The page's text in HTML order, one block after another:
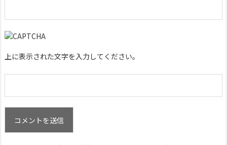
上に表示された文字を入力してください。